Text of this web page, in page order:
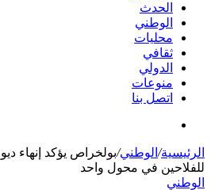
الحدث
الوطني
محليات
ثقافي
الدولي
منوعات
اتصل بنا
الرئيسية/ الوطني/بولخراص يؤكد إنهاء
للفلاحين في محول واحد
الوطني